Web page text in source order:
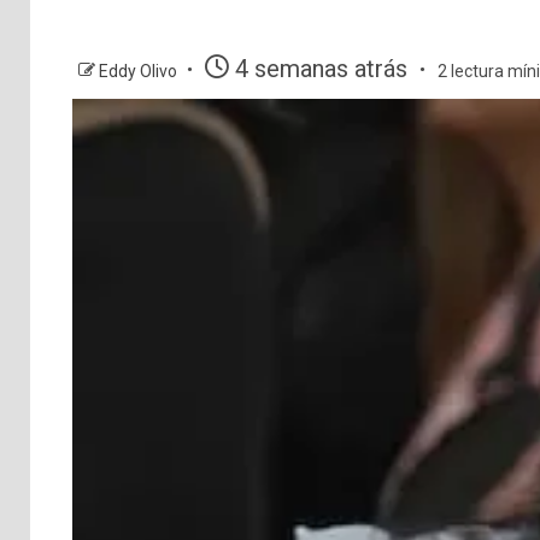
Eddy Olivo 4 semanas atrás 2 lectura